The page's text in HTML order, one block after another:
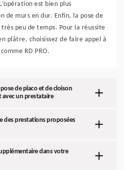
est bien plus
de murs en dur. Enfin, la pose de
peu de temps. Pour la réussite
plâtre, choisissez de faire appel à
RD PRO.
de placo et de cloison
un prestataire
des prestations proposées
dans votre